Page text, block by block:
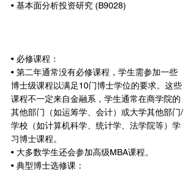
• 基本面分析投资研究 (B9028)
• 必修课程：
• 第二年通常没有必修课程，学生需参加一些
博士级课程以满足10门博士学位的要求。这些
课程不一定来自金融系，学生通常在商学院的
其他部门（如运筹学、会计）或大学其他部门/
学校（如计算机科学、统计学、法学院等）学
习博士课程。
• 大多数学生还会参加高级MBA课程。
• 典型博士选修课：